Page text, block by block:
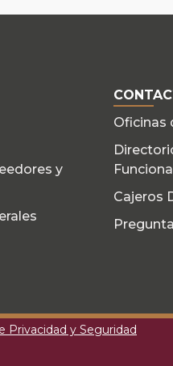
y
Oficinas
Cajeros
Privacidad y Seguridad